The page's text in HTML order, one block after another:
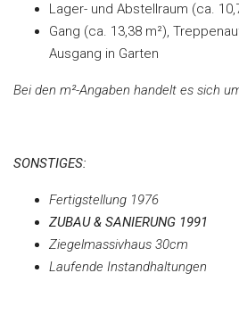
Lager- und Abstellraum (ca.
Gang (ca. 13,38 m²),
Ausgang in Garten
Bei den m²-Angaben handelt es sich
SONSTIGES:
Fertigstellung 1976
ZUBAU & SANIERUNG 1991
Ziegelmassivhaus 30cm
Laufende Instandhaltungen